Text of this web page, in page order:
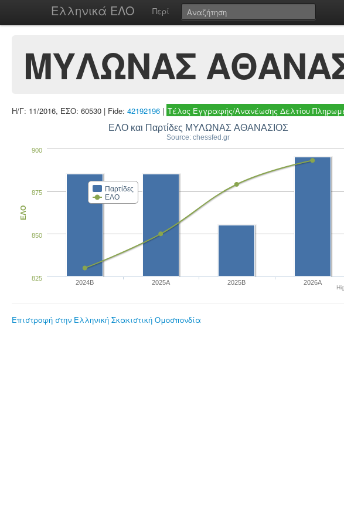
Ελληνικά ΕΛΟ Περί
ΜΥΛΩΝΑΣ
Η/Γ: 11/2016, ΕΣΟ: 60530 | Fide: 42192196 | Τέλος Εγγραφής/Ανανέωσης Δελτίου
ΕΛΟ και Παρτίδες ΜΥΛΩΝΑΣ ΑΘΑΝΑΣΙΟΣ
Source: chessfed.gr
Παρτίδες
ΕΛΟ
2024B 2025A 2025B 2026A
900
825
850
875
ΕΛΟ
Επιστροφή στην Ελληνική Σκακιστική Ομοσπονδία